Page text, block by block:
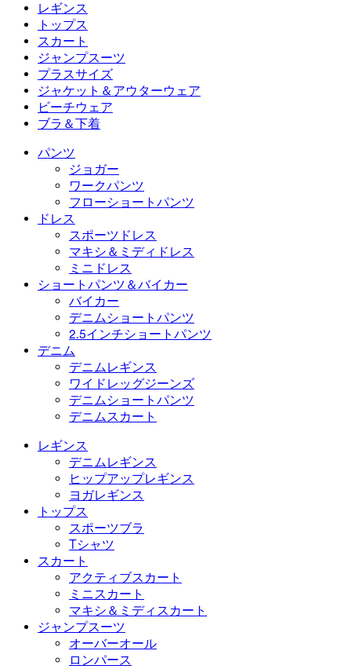
ミニドレス
デニムショートパンツ
2.5インチショートパンツ
デニムレギンス
ワイドレッグジーンズ
デニムショートパンツ
デニムスカート
レギンス
レギンス
デニムレギンス
ヒップアップレギンス
ヨガレギンス
トップス
トップス
スポーツブラ
Tシャツ
スカート
スカート
アクティブスカート
ミニスカート
マキシ＆ミディスカート
ジャンプスーツ
ジャンプスーツ
オーバーオール
ロンパース
プラスサイズ
プラスサイズ
プラスサイズボトムス
プラスサイズトップス
プラスサイズドレス
ジャケット＆アウターウェア
ジャケット＆アウターウェア
ジャケット＆アウターウェア
アウターウェア
ビーチウェア
ビーチウェア
水着トップス
水着ボトムス
水着セット
ブラ＆下着
ブラ＆下着
ブラ
下着
パンツ
ジョガー
ワークパンツ
フローショートパンツ
ドレス
スポーツドレス
マキシ＆ミディドレス
ミニドレス
ショートパンツ＆バイカー
バイカー
デニムショートパンツ
2.5インチショートパンツ
デニム
デニムレギンス
ワイドレッグジーンズ
デニムショートパンツ
デニムスカート
レギンス
デニムレギンス
ヒップアップレギンス
ヨガレギンス
トップス
スポーツブラ
Tシャツ
スカート
アクティブスカート
ミニスカート
マキシ＆ミディスカート
ジャンプスーツ
オーバーオール
ロンパース